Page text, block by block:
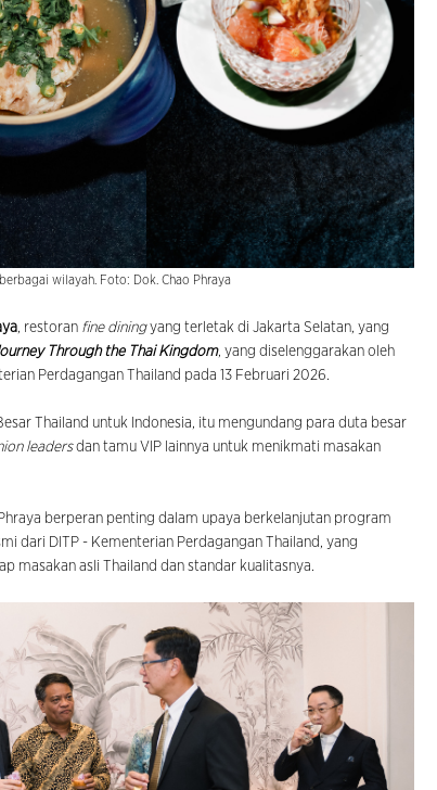
wilayah. Foto: Dok. Chao Phraya
, restoran fine diningyang terletak di Jakarta Selatan, yang
Through the Thai Kingdom, yang diselenggarakan oleh
Perdagangan Thailand pada 13 Februari 2026.
Thailand untuk Indonesia, itu mengundang para duta besar
leadersdan tamu VIP lainnya untuk menikmati masakan
berperan penting dalam upaya berkelanjutan program
dari DITP - Kementerian Perdagangan Thailand, yang
masakan asli Thailand dan standar kualitasnya.